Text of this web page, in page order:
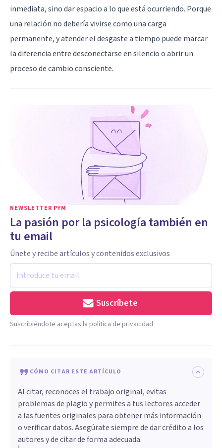
inmediata, sino dar espacio a lo que está ocurriendo. Porque
una relación no debería vivirse como una carga
permanente, y atender el desgaste a tiempo puede marcar
la diferencia entre desconectarse en silencio o abrir un
proceso de cambio consciente.
NEWSLETTER PYM
La pasión por la psicología también en
tu email
Únete y recibe artículos y contenidos exclusivos
Suscríbete
Suscribiéndote aceptas la política de privacidad
CÓMO CITAR ESTE ARTÍCULO
Al citar, reconoces el trabajo original, evitas
problemas de plagio y permites a tus lectores acceder
a las fuentes originales para obtener más información
o verificar datos. Asegúrate siempre de dar crédito a los
autores y de citar de forma adecuada.